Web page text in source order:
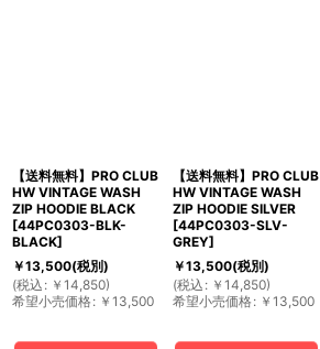
【送料無料】PRO CLUB
HW VINTAGE WASH
ZIP HOODIE BLACK
[44PC0303-BLK-
BLACK]
￥13,500(税別)
(税込 : ￥ 14,850)
希望小売価格: ￥ 13,500
【送料無料】PRO CLUB
HW VINTAGE WASH
ZIP HOODIE SILVER
[44PC0303-SLV-
GREY]
￥13,500(税別)
(税込 : ￥ 14,850)
希望小売価格: ￥ 13,500